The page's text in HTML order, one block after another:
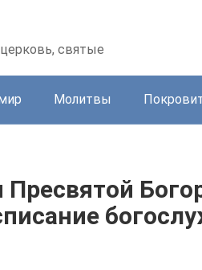
святые
Молитвы
Пресвятой